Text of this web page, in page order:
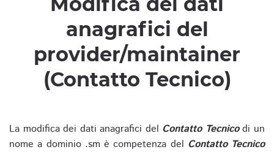
anagrafici del
provider/maintainer
(Contatto Tecnico)
La modifica dei dati anagrafici del Contatto Tecnicodi un
nome a dominio .sm è competenza del Contatto Tecnico